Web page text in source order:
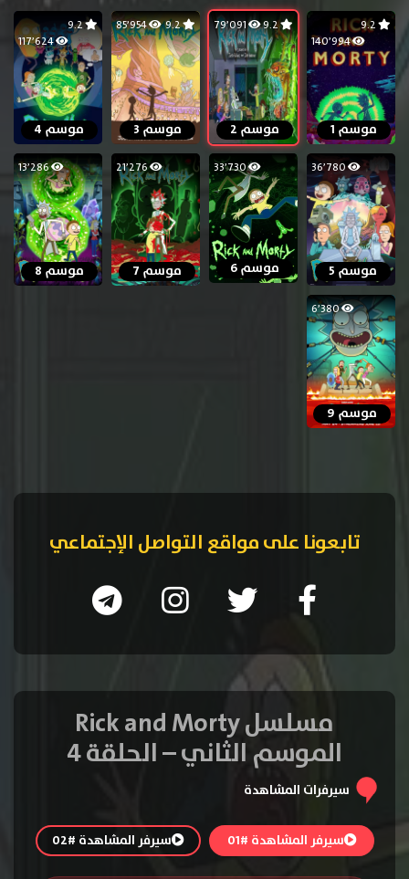
140٬994
موسم 1
9.2 79٬091
موسم 2
9.2 85٬954
موسم 3
9.2
117٬624
موسم 4
36٬780
موسم 5
33٬730
موسم 6
21٬276
موسم 7
13٬286
موسم 8
6٬380
موسم 9
تابعونا على مواقع التواصل الإجتماعي
مسلسل Rick and Morty
الموسم الثاني – الحلقة 4
سيرفرات المشاهدة
سيرفر المشاهدة #01 سيرفر المشاهدة #02